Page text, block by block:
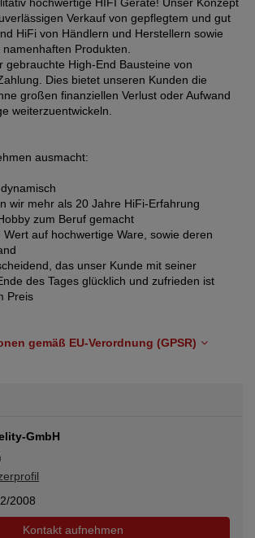
Verkauf von gepflegtem und gut
HiFi von Händlern und Herstellern sowie
Produkten.
gebrauchte High-End Bausteine von
Dies bietet unseren Kunden die
großen finanziellen Verlust oder Aufwand
weiterzuentwickeln.
ausmacht:
wir mehr als 20 Jahre HiFi-Erfahrung
zum Beruf gemacht
Wert auf hochwertige Ware, sowie deren
das unser Kunde mit seiner
des Tages glücklich und zufrieden ist
Preis
gemäß EU-Verordnung (GPSR)
GmbH
2008
Kontakt aufnehmen